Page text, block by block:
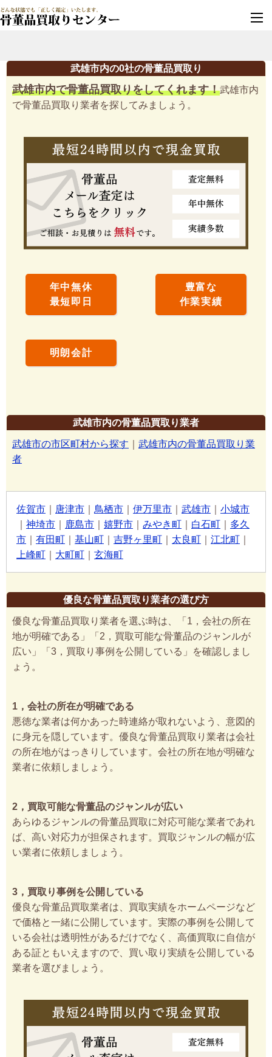
武雄市内の0社の骨董品買取り
武雄市内で骨董品買取りをしてくれます！武雄市内
で骨董品買取り業者を探してみましょう。
年中無休
最短即日
豊富な
作業実績
明朗会計
武雄市内の骨董品買取り業者
武雄市の市区町村から探す
武雄市内の骨董品買取り業
者
佐賀市 唐津市 鳥栖市 伊万里市 武雄市
小城市
神埼市 鹿島市 嬉野市 みやき町 白石町
多久
市
有田町 基山町 吉野ヶ里町 太良町 江北町
上峰町
大町町 玄海町
優良な骨董品買取り業者の選び方
優良な骨董品買取り業者を選ぶ時は、「1，会社の所在
地が明確である」「2，買取可能な骨董品のジャンルが
広い」「3，買取り事例を公開している」を確認しまし
ょう。
1，会社の所在が明確である
悪徳な業者は何かあった時連絡が取れないよう、意図的
に身元を隠しています。優良な骨董品買取り業者は会社
の所在地がはっきりしています。会社の所在地が明確な
業者に依頼しましょう。
2，買取可能な骨董品のジャンルが広い
あらゆるジャンルの骨董品買取に対応可能な業者であれ
ば、高い対応力が担保されます。買取ジャンルの幅が広
い業者に依頼しましょう。
3，買取り事例を公開している
優良な骨董品買取業者は、買取実績をホームページなど
で価格と一緒に公開しています。実際の事例を公開して
いる会社は透明性があるだけでなく、高価買取に自信が
ある証ともいえますので、買い取り実績を公開している
業者を選びましょう。